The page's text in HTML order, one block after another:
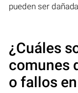
pueden ser
¿Cuáles
comunes
o fallos